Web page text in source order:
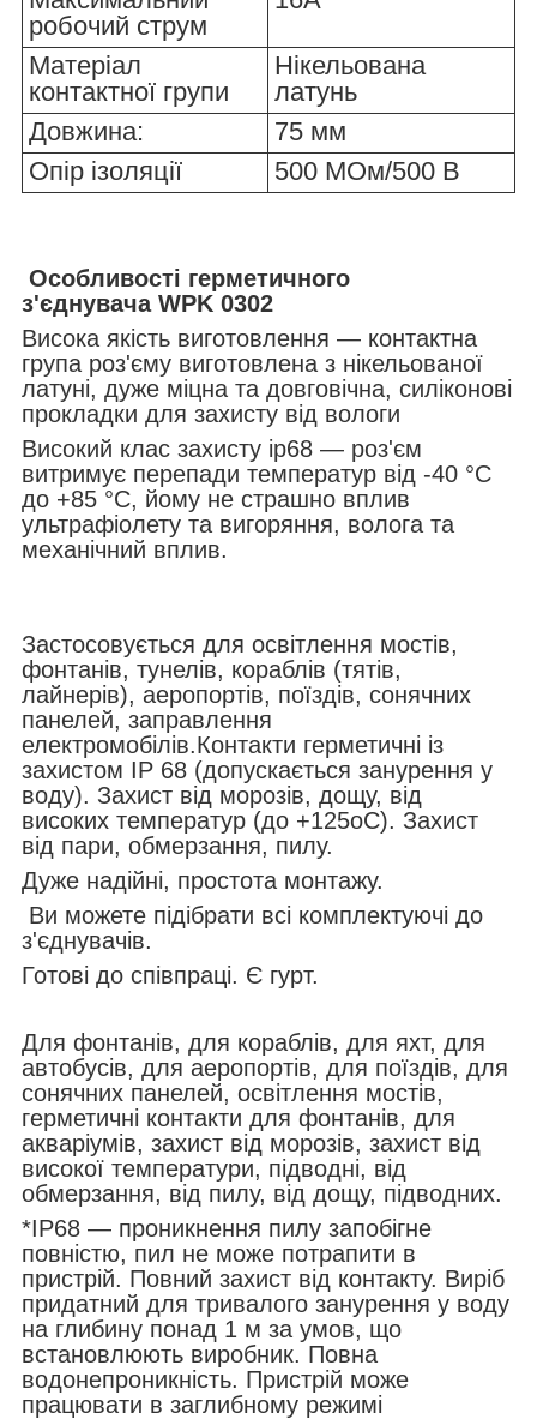
робочий струм
Матеріал
контактної групи
Нікельована
латунь
Довжина:
75 мм
Опір ізоляції
500 МОм/500 В
Особливості герметичного
з'єднувача WPK 0302
Висока якість виготовлення — контактна
група роз'єму виготовлена з нікельованої
латуні, дуже міцна та довговічна, силіконові
прокладки для захисту від вологи
Високий клас захисту ip68 — роз'єм
витримує перепади температур від -40 °C
до +85 °C, йому не страшно вплив
ультрафіолету та вигоряння, волога та
механічний вплив.
Застосовується для освітлення мостів,
фонтанів, тунелів, кораблів (тятів,
лайнерів), аеропортів, поїздів, сонячних
панелей, заправлення
електромобілів.Контакти герметичні із
захистом IP 68 (допускається занурення у
воду). Захист від морозів, дощу, від
високих температур (до +125оС). Захист
від пари, обмерзання, пилу.
Дуже надійні, простота монтажу.
Ви можете підібрати всі комплектуючі до
з'єднувачів.
Готові до співпраці. Є гурт.
Для фонтанів, для кораблів, для яхт, для
автобусів, для аеропортів, для поїздів, для
сонячних панелей, освітлення мостів,
герметичні контакти для фонтанів, для
акваріумів, захист від морозів, захист від
високої температури, підводні, від
обмерзання, від пилу, від дощу, підводних.
*IP68 — проникнення пилу запобігне
повністю, пил не може потрапити в
пристрій. Повний захист від контакту. Виріб
придатний для тривалого занурення у воду
на глибину понад 1 м за умов, що
встановлюють виробник. Повна
водонепроникність. Пристрій може
працювати в заглибному режимі